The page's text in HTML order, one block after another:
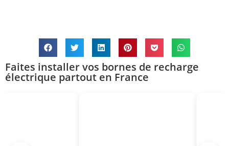
Faites installer vos bornes de recharge
électrique partout en France